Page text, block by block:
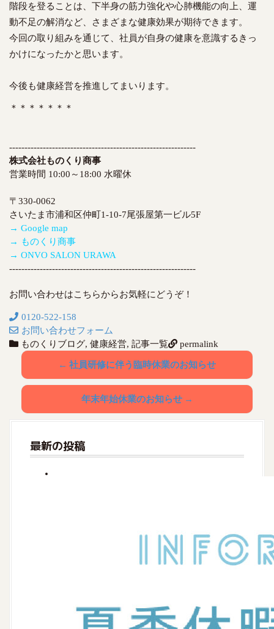
階段を登ることは、下半身の筋力強化や心肺機能の向上、運
動不足の解消など、さまざまな健康効果が期待できます。
今回の取り組みを通じて、社員が自身の健康を意識するきっ
かけになったかと思います。
今後も健康経営を推進してまいります。
＊＊＊＊＊＊＊
-------------------------------------------------------------
株式会社ものくり商事
営業時間 10:00～18:00 水曜休
〒330-0062
さいたま市浦和区仲町1-10-7尾張屋第一ビル5F
→ Google map
→ ものくり商事
→ ONVO SALON URAWA
-------------------------------------------------------------
お問い合わせはこちらからお気軽にどうぞ！
0120-522-158
お問い合わせフォーム
ものくりブログ, 健康経営, 記事一覧 permalink
P
o
s
t
n
← 社員研修に伴う臨時休業のお知らせ
年末年始休業のお知らせ →
最新の投稿